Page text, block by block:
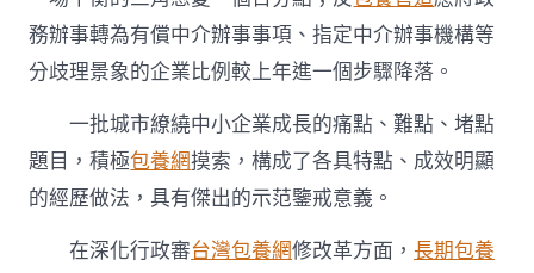
務辦事轉為有償中介辦事事項、指定中介辦事機構等
分歧理景象的企業比例較上年進一個步驟降落。
一批城市繚繞中小企業成長的痛點、難點、堵點
題目，積極包養網摸索，構成了各具特點、成效明顯
的經歷做法，具有傑出的示范鑒戒意義。
在深化行政審台灣包養網修改革方面，長期包養